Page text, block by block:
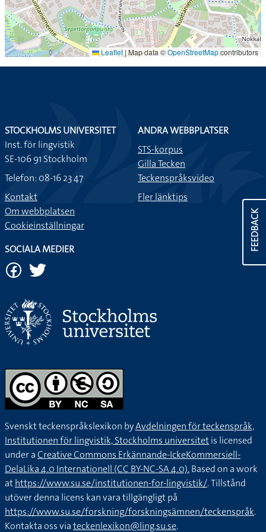
Leaflet|Map data ©OpenStreetMapcontributors
FEEDBACK
STOCKHOLMS UNIVERSITET
Inst. för lingvistik
SE-106 91 Stockholm
Telefon: 08-16 23 47
Kontakt
Om webbplatsen
Cookieinställningar
ANDRA WEBBPLATSER
STS-korpus
Gilla Tecken
Teckenspråksvideo
Fler länktips
SOCIALA MEDIER
Svenskt teckenspråkslexikon byAvdelningen för teckenspråk,
Institutionen för lingvistik, Stockholms universitetis licensed
under aCreative Commons Erkännande-IckeKommersiell-
DelaLika 4.0 Internationell (CC BY-NC-SA 4.0).Based on a work
athttps://www.su.se/institutionen-for-lingvistik/. Tillstånd
utöver denna licens kan vara tillgängligt på
https://www.su.se/forskning/forskningsämnen/teckenspråk.
Kontakta oss viateckenlexikon@ling.su.se.